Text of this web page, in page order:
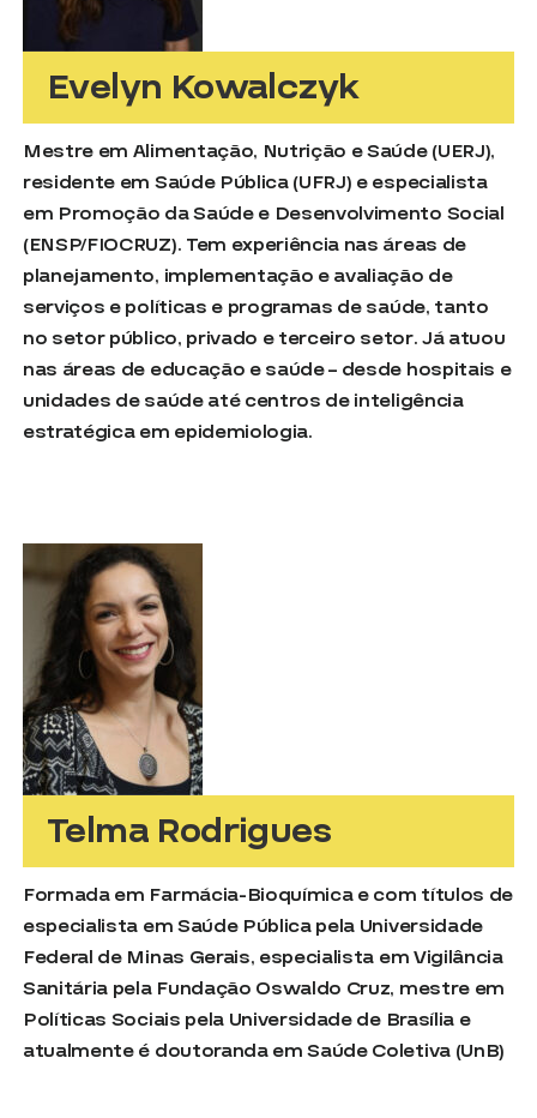
Evelyn Kowalczyk
Mestre em Alimentação, Nutrição e Saúde (UERJ),
residente em Saúde Pública (UFRJ) e especialista
em Promoção da Saúde e Desenvolvimento Social
(ENSP/FIOCRUZ). Tem experiência nas áreas de
planejamento, implementação e avaliação de
serviços e políticas e programas de saúde, tanto
no setor público, privado e terceiro setor. Já atuou
nas áreas de educação e saúde – desde hospitais e
unidades de saúde até centros de inteligência
estratégica em epidemiologia.
Telma Rodrigues
Formada em Farmácia-Bioquímica e com títulos de
especialista em Saúde Pública pela Universidade
Federal de Minas Gerais, especialista em Vigilância
Sanitária pela Fundação Oswaldo Cruz, mestre em
Políticas Sociais pela Universidade de Brasília e
atualmente é doutoranda em Saúde Coletiva (UnB)